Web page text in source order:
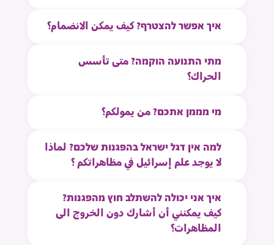
איך אפשר להצטרף? كيف يمكن الانضمام؟
מתי התנועה הוקמה? متى تأسس
الحراك؟
מי מממן אתכם? من يمولكم؟
למה אין דגל ישראל בהפגנות שלכם? لماذا
لا يوجد علم إسرائيل في مظاهراتكم ؟
איך אני יכולה להשתלב חוץ מהפגנות?
كيف يمكنني أن أشارك دون الخروج الى
المظاهرات؟